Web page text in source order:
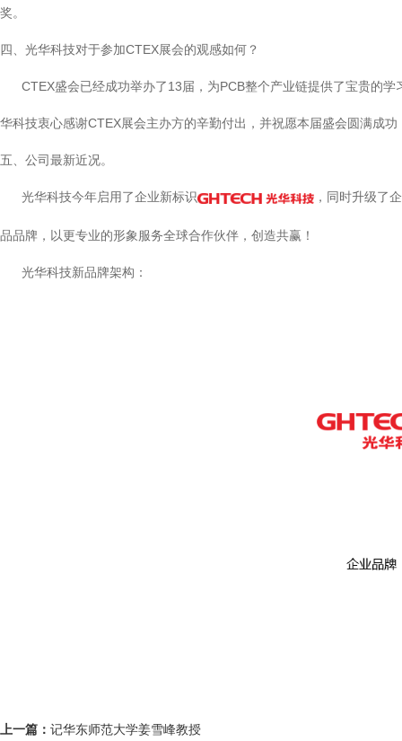
奖。
四、光华科技对于参加CTEX展会的观感如何？
CTEX盛会已经成功举办了13届，为PCB整个产业链提供了宝贵的学
华科技衷心感谢CTEX展会主办方的辛勤付出，并祝愿本届盛会圆满成功
五、公司最新近况。
光华科技今年启用了企业新标识 ，同时升级了
品品牌，以更专业的形象服务全球合作伙伴，创造共赢！
光华科技新品牌架构：
上一篇： 记华东师范大学姜雪峰教授